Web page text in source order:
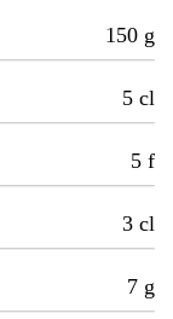
150 g
5 cl
5 f
3 cl
7 g